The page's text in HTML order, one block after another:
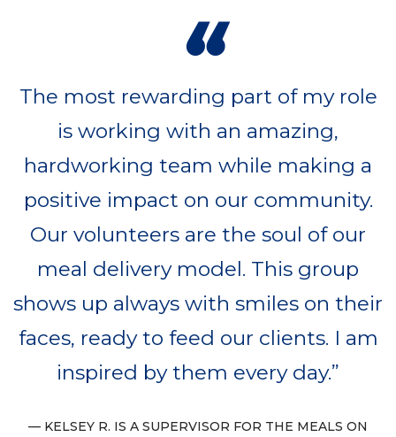
“
The most rewarding part of my role
is working with an amazing,
hardworking team while making a
positive impact on our community.
Our volunteers are the soul of our
meal delivery model. This group
shows up always with smiles on their
faces, ready to feed our clients. I am
inspired by them every day.
KELSEY R. IS A SUPERVISOR FOR THE MEALS ON